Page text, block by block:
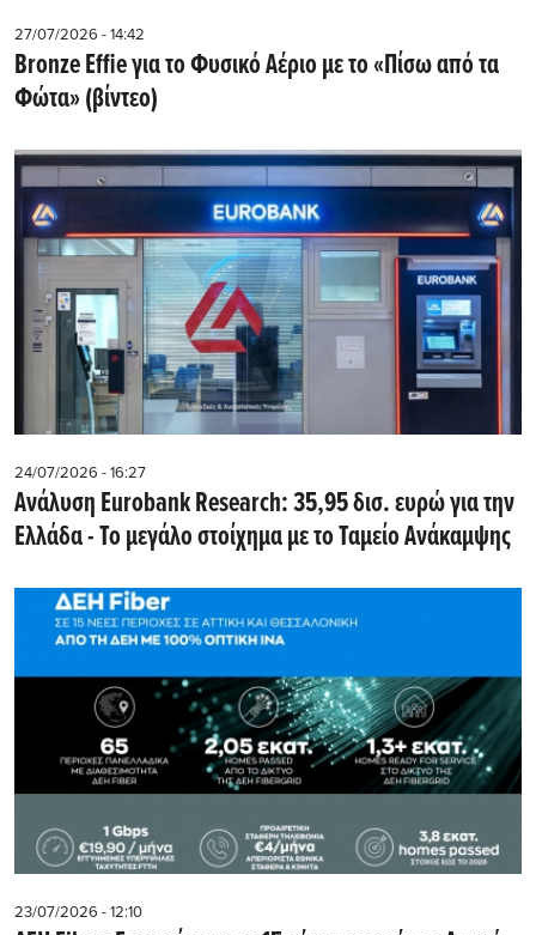
27/07/2026 - 14:42
Bronze Effie για το Φυσικό Αέριο με το «Πίσω από τα
Φώτα» (βίντεο)
24/07/2026 - 16:27
Ανάλυση Eurobank Research: 35,95 δισ. ευρώ για την
Ελλάδα - Το μεγάλο στοίχημα με το Ταμείο Ανάκαμψης
23/07/2026 - 12:10